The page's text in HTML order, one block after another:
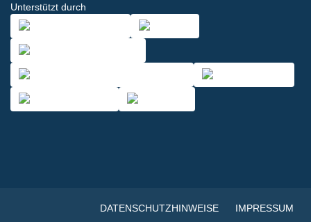
Unterstützt durch
DATENSCHUTZHINWEISE IMPRESSUM